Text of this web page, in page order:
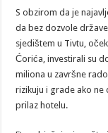
S obzirom da je
da bez dozvole
sjedištem u Tivtu,
Ćorića, investirali su
miliona u završne
rizikuju i grade ako
prilaz hotelu.